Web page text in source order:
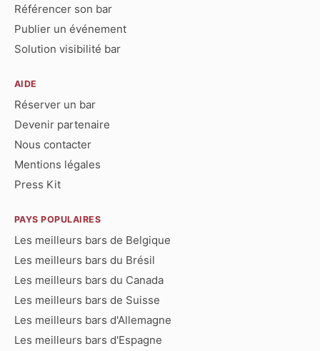
Référencer son bar
Publier un événement
Solution visibilité bar
AIDE
Réserver un bar
Devenir partenaire
Nous contacter
Mentions légales
Press Kit
PAYS POPULAIRES
Les meilleurs bars de Belgique
Les meilleurs bars du Brésil
Les meilleurs bars du Canada
Les meilleurs bars de Suisse
Les meilleurs bars d'Allemagne
Les meilleurs bars d'Espagne